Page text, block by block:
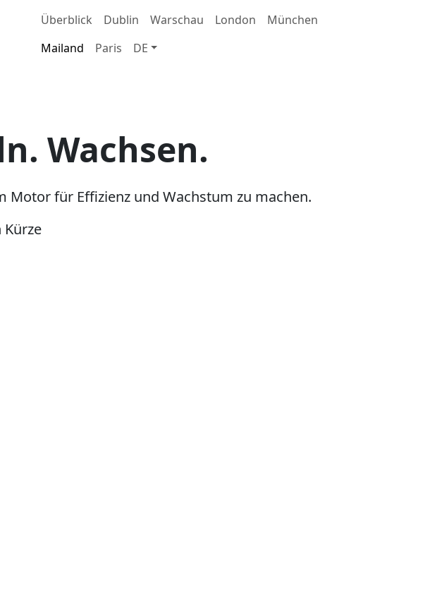
Überblick Dublin Warschau London
München
Mailand
Paris DE
Wachsen.
Motor für Effizienz und Wachstum zu machen.